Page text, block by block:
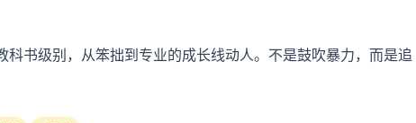
书级别，从笨拙到专业的成长线动人。不是鼓吹暴力，而是追